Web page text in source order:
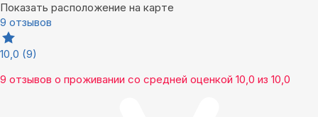
Показать расположение на карте
9 отзывов
10,0 (9)
9 отзывов о проживании со средней оценкой 10,0 из 10,0